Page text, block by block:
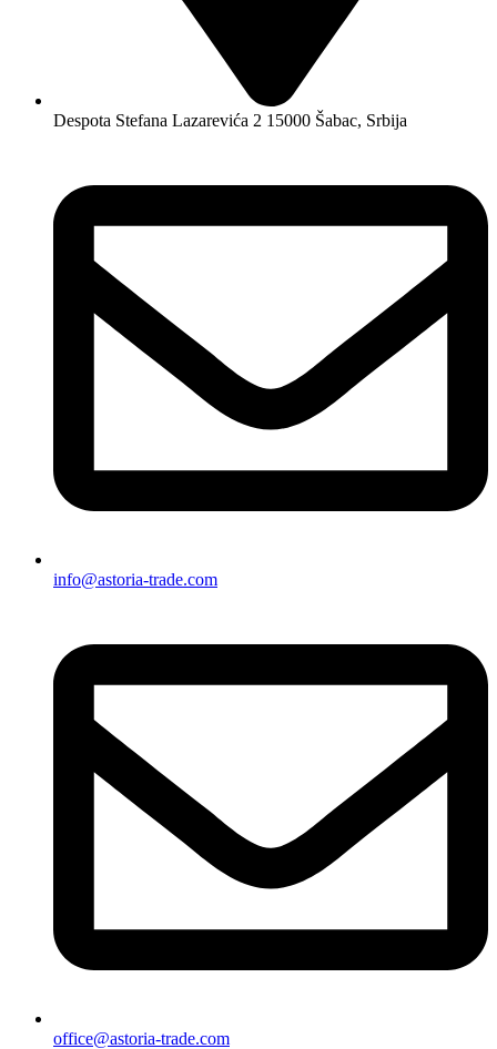
Despota Stefana Lazarevića 2 15000 Šabac, Srbija
info@astoria-trade.com
office@astoria-trade.com